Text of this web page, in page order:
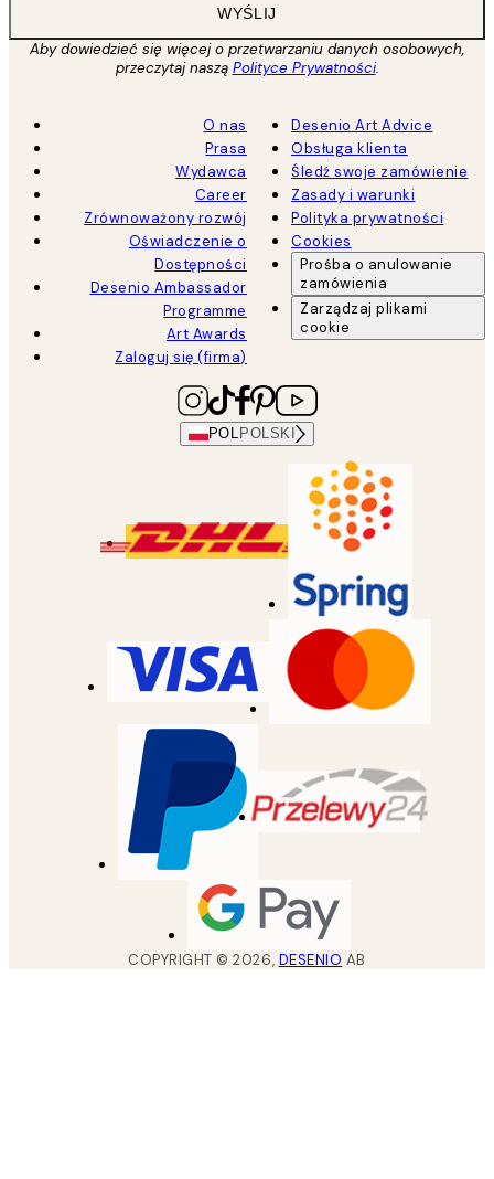
WYŚLIJ
Aby dowiedzieć się więcej o przetwarzaniu danych osobowych,
przeczytaj naszą Polityce Prywatności.
O nas
Prasa
Wydawca
Career
Zrównoważony rozwój
Oświadczenie o
Dostępności
Desenio Ambassador
Programme
Art Awards
Zaloguj się (firma)
Desenio Art Advice
Obsługa klienta
Śledź swoje zamówienie
Zasady i warunki
Polityka prywatności
Cookies
Prośba o anulowanie
zamówienia
Zarządzaj plikami
cookie
POL POLSKI
COPYRIGHT ©2026, DESENIO AB